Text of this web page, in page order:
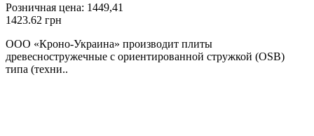
Розничная цена: 1449,41
1423.62 грн
ООО «Кроно-Украина» производит плиты
древесностружечные с ориентированной стружкой (OSB)
типа (техни..